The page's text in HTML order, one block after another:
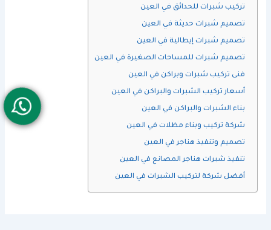
تركيب شبرات للحدائق في العين
تصميم شبرات حديثة في العين
تصميم شبرات إيطالية في العين
تصميم شبرات للمساحات الصغيرة في العين
فنى تركيب شبرات وبراكن في العين
أسعار تركيب الشبرات والبراكن في العين
بناء الشبرات والبراكن في العين
شركة تركيب وبناء مظلات في العين
تصميم وتنفيذ هناجر في العين
تنفيذ شبرات هناجر المصانع في العين
أفضل شركة لتركيب الشبرات في العين